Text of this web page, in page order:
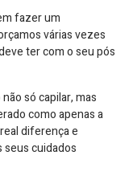
fazer um
várias vezes
ter com o seu pós
só capilar, mas
como apenas a
diferença e
seus cuidados